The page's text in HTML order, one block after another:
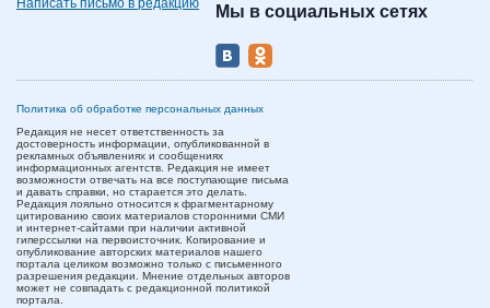
Написать письмо в редакцию
Мы в социальных сетях
Политика об обработке персональных данных
Редакция не несет ответственность за
достоверность информации, опубликованной в
рекламных объявлениях и сообщениях
информационных агентств. Редакция не имеет
возможности отвечать на все поступающие письма
и давать справки, но старается это делать.
Редакция лояльно относится к фрагментарному
цитированию своих материалов сторонними СМИ
и интернет-сайтами при наличии активной
гиперссылки на первоисточник. Копирование и
опубликование авторских материалов нашего
портала целиком возможно только с письменного
разрешения редакции. Мнение отдельных авторов
может не совпадать с редакционной политикой
портала.